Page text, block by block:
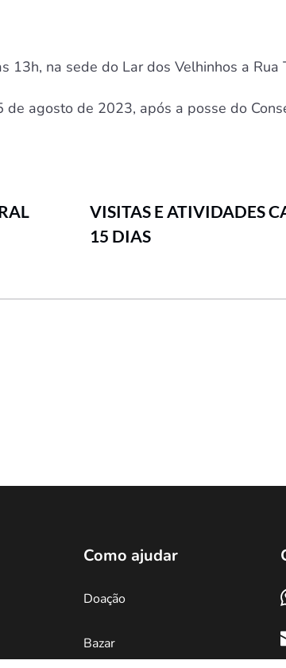
na sede do Lar dos Velhinhos a Rua
agosto de 2023, após a posse do
VISITAS E ATIVIDADES
15 DIAS
Como ajudar
Doação
Bazar